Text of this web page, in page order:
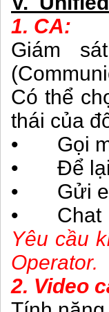
1. CA:
Giám
Có thể
thái của
• Gọi
• Để lại
• Gửi
• Chat
Yêu cầu
Operator.
2. Video